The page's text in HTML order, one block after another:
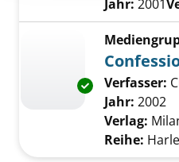
Jahr: 2001
Exemplar-
Verfasser:
Jahr: 2002
Verlag:
Reihe: